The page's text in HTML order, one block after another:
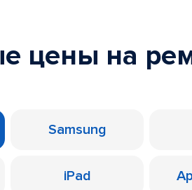
цены на
Samsung
iPad